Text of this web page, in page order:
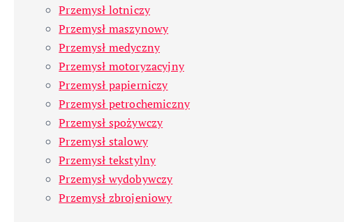
Przemysł lotniczy
Przemysł maszynowy
Przemysł medyczny
Przemysł motoryzacyjny
Przemysł papierniczy
Przemysł petrochemiczny
Przemysł spożywczy
Przemysł stalowy
Przemysł tekstylny
Przemysł wydobywczy
Przemysł zbrojeniowy